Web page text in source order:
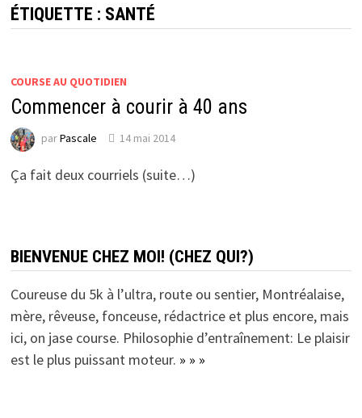
ÉTIQUETTE : SANTÉ
COURSE AU QUOTIDIEN
Commencer à courir à 40 ans
parPascale 14 mai 2014
Ça fait deux courriels (suite…)
BIENVENUE CHEZ MOI! (CHEZ QUI?)
Coureuse du 5k à l’ultra, route ou sentier, Montréalaise,
mère, rêveuse, fonceuse, rédactrice et plus encore, mais
ici, on jase course. Philosophie d’entraînement: Le plaisir
est le plus puissant moteur. » » »